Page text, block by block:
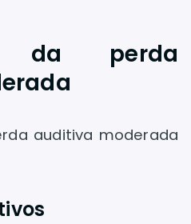
da perda
auditiva moderada